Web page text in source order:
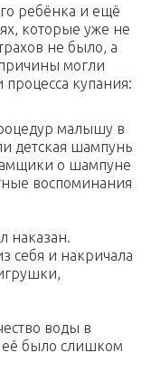
ребёнка и ещё
которые уже не
не было, а
могли
купания:
малышу в
детская шампунь
о шампуне
воспоминания
наказан.
себя и накричала
воды в
её было слишком